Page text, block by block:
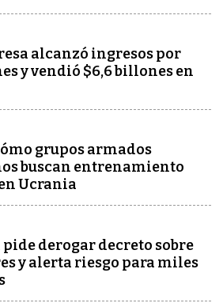
alcanzó ingresos por
y vendió $6,6 billones en
grupos armados
buscan entrenamiento
Ucrania
derogar decreto sobre
y alerta riesgo para miles